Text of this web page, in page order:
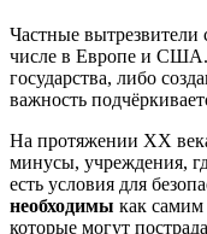
Частные вытрезвители
числе в Европе и США.
государства, либо
важность
На протяжении ХХ
минусы, учреждения,
есть условия для
необходимы как
которые могут